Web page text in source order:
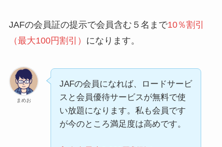
JAFの会員証の提示で会員含む５名まで10％割引
（最大100円割引） になります。
まめお
JAFの会員になれば、ロードサービ
スと会員優待サービスが無料で使
い放題になります。私も会員です
が今のところ満足度は高めです。